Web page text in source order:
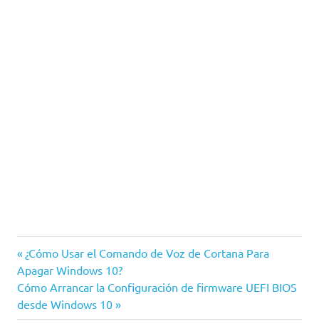
Windows
Windows
10
Navegación
de
entradas
Entrada
anterior:
¿Cómo Usar el Comando de Voz de Cortana Para
Apagar Windows 10?
Siguiente
entrada:
Cómo Arrancar la Configuración de firmware UEFI BIOS
desde Windows 10